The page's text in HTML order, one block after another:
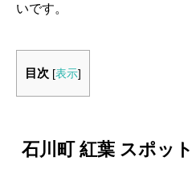
いです。
目次 [表示]
石川町 紅葉 スポッ